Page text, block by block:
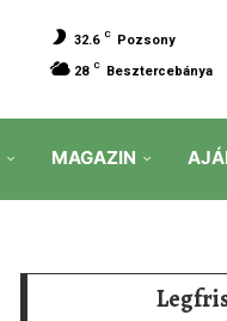
32.6 C Pozsony
28 C Besztercebánya
MAGAZIN